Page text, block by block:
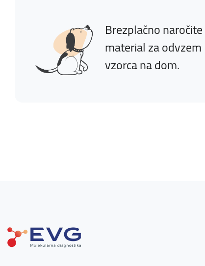
Brezplačno naročite
material za odvzem
vzorca na dom.